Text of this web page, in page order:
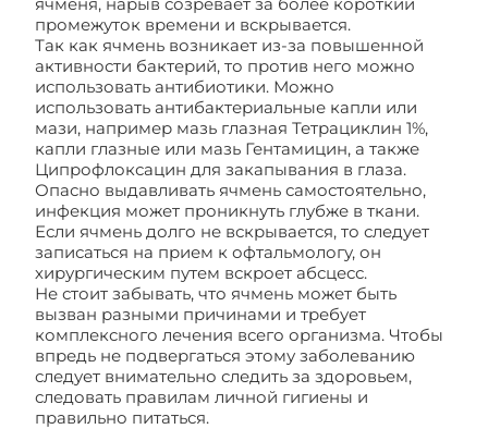
промежуток времени и вскрывается.
Так как ячмень возникает из-за повышенной
активности бактерий, то против него можно
использовать антибиотики. Можно
использовать антибактериальные капли или
мази, например мазь глазная Тетрациклин 1%,
капли глазные или мазь Гентамицин, а также
Ципрофлоксацин для закапывания в глаза.
Опасно выдавливать ячмень самостоятельно,
инфекция может проникнуть глубже в ткани.
Если ячмень долго не вскрывается, то следует
записаться на прием к офтальмологу, он
хирургическим путем вскроет абсцесс.
Не стоит забывать, что ячмень может быть
вызван разными причинами и требует
комплексного лечения всего организма. Чтобы
впредь не подвергаться этому заболеванию
следует внимательно следить за здоровьем,
следовать правилам личной гигиены и
правильно питаться.